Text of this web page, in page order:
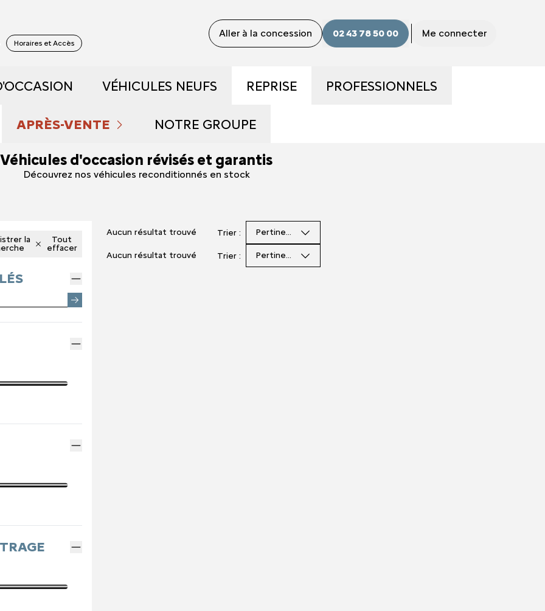
Horaires et Accès
Aller à la concession 02 43 78 50 00 Me connecter
DÉMONSTRATION
ET HYBRIDES
SPOTICAR
VÉHICULES NEUFS
DÉCOUVREZ NOS GAMMES
RÉSERVEZ UN ESSAI
DÉCOUVREZ L'HYBRIDE
REPRISE PROFESSIONNELS
APRÈS-VENTE
PRENDRE RENDEZ-VOUS
NOS OFFRES DU MOMENT
ENTRETIEN VÉHICULE HYBRIDE
NOTRE GROUPE
QUI SOMMES NOUS ?
NOS ACTUALITÉS
Véhicules d'occasion révisés et garantis
Découvrez nos véhicules reconditionnés en stock
la
Tout
effacer
Aucun résultat trouvé Trier : Pertinence
Aucun résultat trouvé Trier : Pertinence